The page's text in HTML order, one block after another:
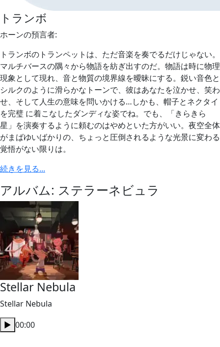
トランボ
ホーンの預言者:
トランボのトランペットは、ただ音楽を奏でるだけじゃない。
マルチバースの隅々から物語を紡ぎ出すのだ。物語は時に物理
現象として現れ、音と物質の境界線を曖昧にする。鋭い音色と
シルクのように滑らかなトーンで、彼はあなたを泣かせ、笑わ
せ、そして人生の意味を問いかける…しかも、帽子とネクタイ
を完璧 に着こなしたダンディな姿でね。でも、「きらきら
星」を演奏するように頼むのはやめといた方がいい。夜空全体
がまばゆいばかりの、ちょっと圧倒されるような光景に変わる
覚悟がない限りは。
続きを見る...
アルバム: ステラーネビュラ
Stellar Nebula
Stellar Nebula
▶ 00:00